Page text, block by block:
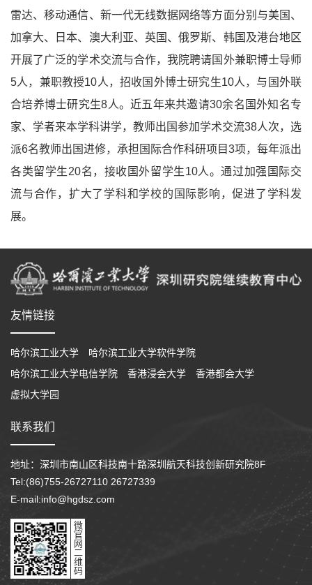
雷达、移动通信、新一代无线数据网络等方面分别与美国、
加拿大、日本、澳大利亚、英国、俄罗斯、韩国及港台地区
开展了广泛的学术交流与合作，我院聘请国外兼职博士导师
5人，兼职教授10人，招收国外博士研究生10人，与国外联
合培养博士研究生8人。近五年来共邀请30余名国外知名专
家、学者来本学科讲学，教师出国参加学术交流38人次，选
派6名教师出国进修，承担国际合作科研项目3项，每年派出
各类留学生20名，接收国外留学生10人。通过加强国际交
流与合作，扩大了学科和学校的国际影响，促进了学科发
展。
友情链接
哈尔滨工业大学
哈尔滨工业大学软件学院
哈尔滨工业大学电信学院
香港浸会大学
香港都会大学
虚拟大学园
联系我们
地址：深圳市南山区科技南十路深圳航天科技创新研究院8F
Tel:(86)755-26727110 26727339
E-mail:info@hgdsz.com
微
官
网
二
维
码